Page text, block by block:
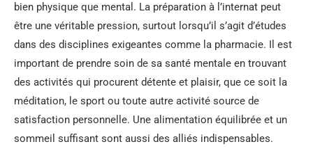
bien physique que mental. La préparation à l’internat peut
être une véritable pression, surtout lorsqu’il s’agit d’études
dans des disciplines exigeantes comme la pharmacie. Il est
important de prendre soin de sa santé mentale en trouvant
des activités qui procurent détente et plaisir, que ce soit la
méditation, le sport ou toute autre activité source de
satisfaction personnelle. Une alimentation équilibrée et un
sommeil suffisant sont aussi des alliés indispensables.